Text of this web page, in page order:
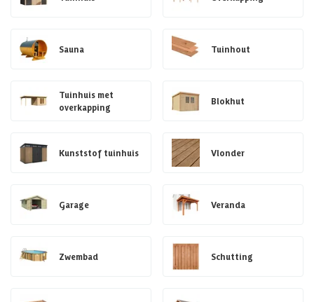
Sauna Tuinhout
Tuinhuis met
overkapping
Blokhut
Kunststof tuinhuis Vlonder
Garage Veranda
Zwembad Schutting